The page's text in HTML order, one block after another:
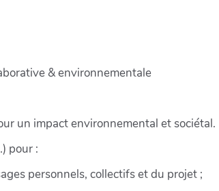
& environnementale
un impact environnemental et sociétal.
pour :
personnels, collectifs et du projet ;